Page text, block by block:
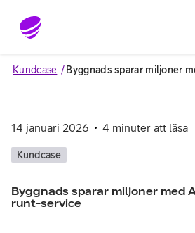
Gå till sidans innehåll
Kundcase
14 januari 2026 4 minuter att läsa
Kundcase
Byggnads sparar miljoner med
runt-service